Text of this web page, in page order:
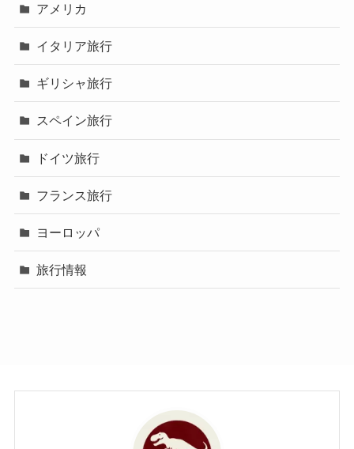
アメリカ
イタリア旅行
ギリシャ旅行
スペイン旅行
ドイツ旅行
フランス旅行
ヨーロッパ
旅行情報